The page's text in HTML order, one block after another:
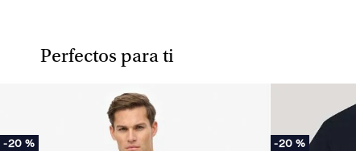
Perfectos para ti
-20 % -20 %